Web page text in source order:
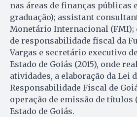
nas áreas de finanças públicas
graduação); assistant
Monetário Internacional (FMI);
de responsabilidade fiscal da
Vargas e secretário executivo
Estado de Goiás (2015), onde
atividades, a elaboração da Lei
Responsabilidade Fiscal de
operação de emissão de títulos
Estado de Goiás.